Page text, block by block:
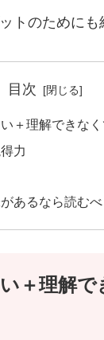
トのためにも
目次
＋理解できな
力
あるなら読む
＋理解